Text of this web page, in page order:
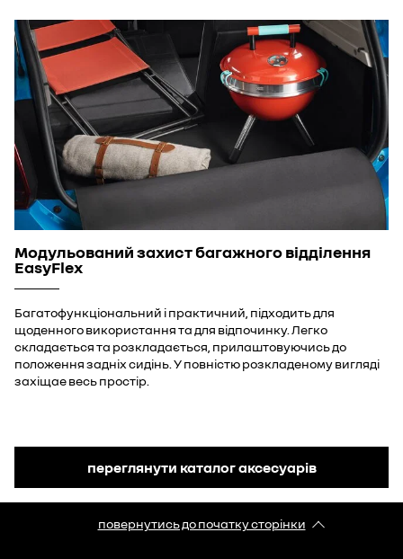
Модульований захист багажного відділення
EasyFlex
Багатофункціональний і практичний, підходить для
щоденного використання та для відпочинку. Легко
складається та розкладається, прилаштовуючись до
положення задніх сидінь. У повністю розкладеному вигляді
захіщае весь простір.
переглянути каталог аксесуарів
повернутись до початку сторінки